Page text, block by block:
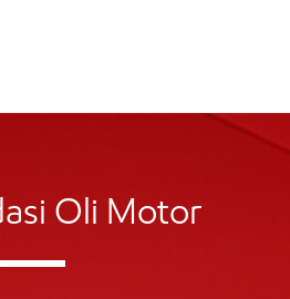
Oli Motor